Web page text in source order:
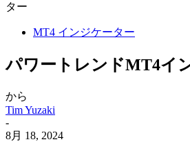
ター
MT4 インジケーター
パワートレンドMT4イ
から
Tim Yuzaki
-
8月 18, 2024